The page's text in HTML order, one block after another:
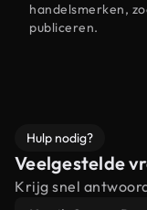
handelsmerken,
publiceren.
Hulp nodig?
Veelgestelde
Krijg snel